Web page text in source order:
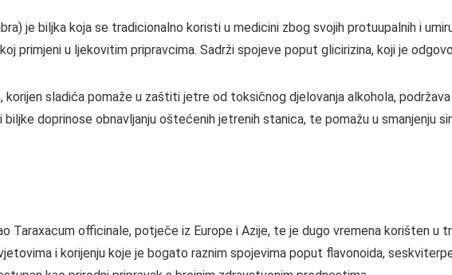
je biljka koja se tradicionalno koristi u medicini zbog svojih protuupalnih i
primjeni u ljekovitim pripravcima. Sadrži spojeve poput glicirizina, koji je
korijen sladića pomaže u zaštiti jetre od toksičnog djelovanja alkohola,
doprinose obnavljanju oštećenih jetrenih stanica, te pomažu u smanjenju
Taraxacum officinale, potječe iz Europe i Azije, te je dugo vremena korišten u
i korijenju koje je bogato raznim spojevima poput flavonoida,